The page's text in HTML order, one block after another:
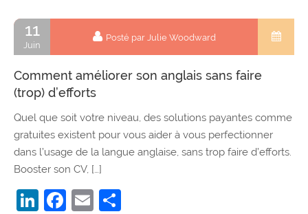
11
Juin
Posté par Julie Woodward
Comment améliorer son anglais sans faire
(trop) d’efforts
Quel que soit votre niveau, des solutions payantes comme
gratuites existent pour vous aider à vous perfectionner
dans l’usage de la langue anglaise, sans trop faire d’efforts.
Booster son CV, […]
LinkedIn
Facebook
Email